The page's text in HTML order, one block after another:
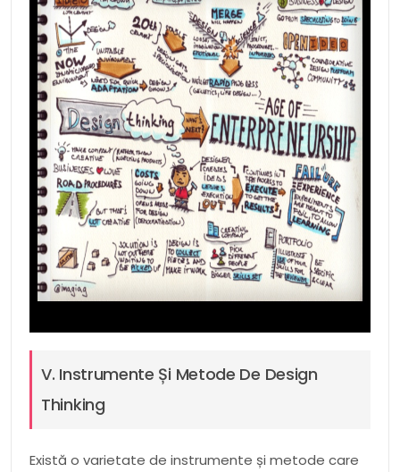
V. Instrumente Și Metode De Design
Thinking
Există o varietate de instrumente și metode care